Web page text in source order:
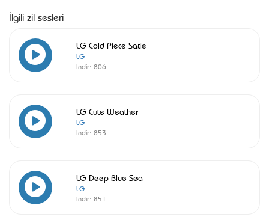
İlgili zil sesleri
LG Cold Piece Satie
LG
İndir: 806
LG Cute Weather
LG
İndir: 853
LG Deep Blue Sea
LG
İndir: 851